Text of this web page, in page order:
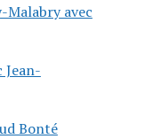
Malabry avec
Jean-
Bonté